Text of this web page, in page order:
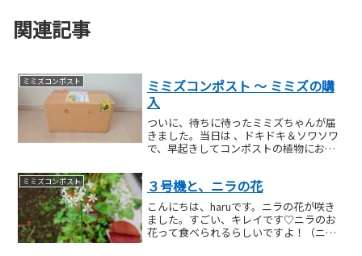
関連記事
ミミズコンポスト
ミミズコンポスト ～ ミミズの購
入
ついに、待ちに待ったミミズちゃんが届
きました。当日は 、ドキドキ＆ソワソワ
で、早起きしてコンポストの植物にお水
方に配慮して、本記事ではミミズの写真
はほとんど出てきま...
ミミズコンポスト ３号機と、ニラの花
こんにちは、haruです。ニラの花が咲き
ました。すごい、キレイです♡ニラのお
花って食べられるらしいですよ！（ニラ